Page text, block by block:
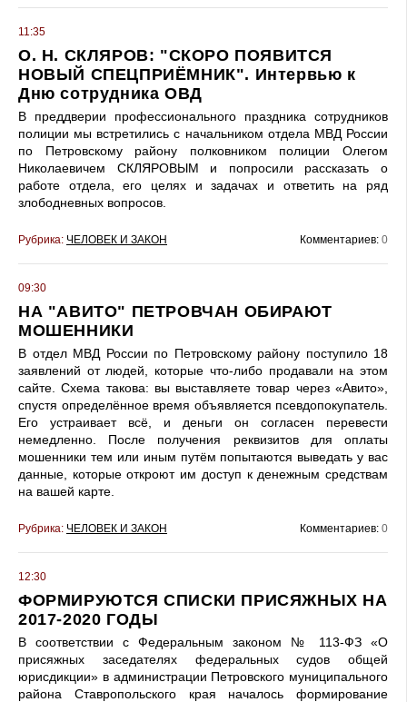
11:35
О. Н. СКЛЯРОВ: "СКОРО ПОЯВИТСЯ
НОВЫЙ СПЕЦПРИЁМНИК". Интервью к
Дню сотрудника ОВД
В преддверии профессионального праздника сотрудников
полиции мы встретились с начальником отдела МВД России
по Петровскому району полковником полиции Олегом
Николаевичем СКЛЯРОВЫМ и попросили рассказать о
работе отдела, его целях и задачах и ответить на ряд
злободневных вопросов.
Рубрика: ЧЕЛОВЕК И ЗАКОН Комментариев: 0
09:30
НА "АВИТО" ПЕТРОВЧАН ОБИРАЮТ
МОШЕННИКИ
В отдел МВД России по Петровскому району поступило 18
заявлений от людей, которые что-либо продавали на этом
сайте. Схема такова: вы выставляете товар через «Авито»,
спустя определённое время объявляется псевдопокупатель.
Его устраивает всё, и деньги он согласен перевести
немедленно. После получения реквизитов для оплаты
мошенники тем или иным путём попытаются выведать у вас
данные, которые откроют им доступ к денежным средствам
на вашей карте.
Рубрика: ЧЕЛОВЕК И ЗАКОН Комментариев: 0
12:30
ФОРМИРУЮТСЯ СПИСКИ ПРИСЯЖНЫХ НА
2017-2020 ГОДЫ
В соответствии с Федеральным законом № 113-ФЗ «О
присяжных заседателях федеральных судов общей
юрисдикции» в администрации Петровского муниципального
района Ставропольского края началось формирование